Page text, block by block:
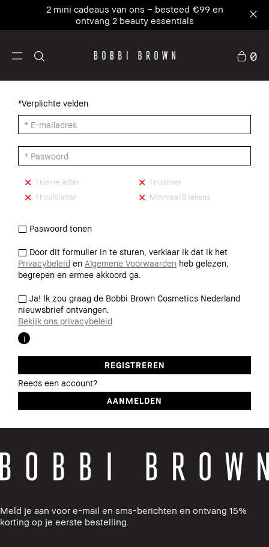
2 mini cadeaus van ons – besteed €99 en
ontvang 2 beauty essentials
0
*Verplichte velden
1 kleine letter
1 hoofdletter
1 nummer
Minimaal 8 tekens
Paswoord tonen
Door dit formulier in te sturen, verklaar ik dat ik het
Privacybeleid en Algemene Voorwaarden heb gelezen,
begrepen en ermee akkoord ga.
Ja! Ik zou graag de Bobbi Brown Cosmetics Nederland
nieuwsbrief ontvangen.
Bekijk ons privacybeleid
: ''i
Reeds een account?
Meld je aan voor e-mail en sms-berichten en ontvang 15%
korting op je eerste bestelling.